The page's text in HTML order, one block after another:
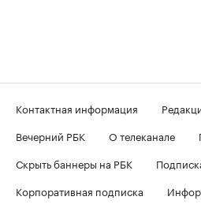
Контактная информация
Вечерний РБК
О телеканале
Скрыть баннеры на РБК
Корпоративная подписка